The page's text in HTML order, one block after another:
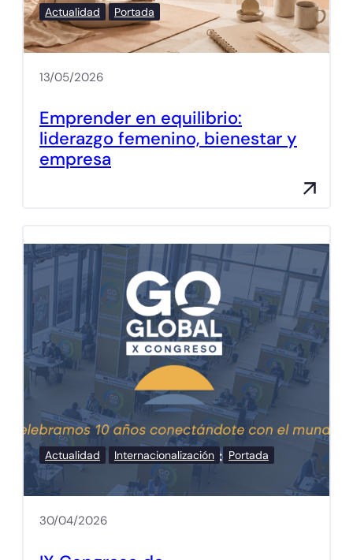
Actualidad Portada
13/05/2026
Emprender en equilibrio:
liderazgo femenino, bienestar y
empresa
Actualidad Internacionalización Portada
30/04/2026